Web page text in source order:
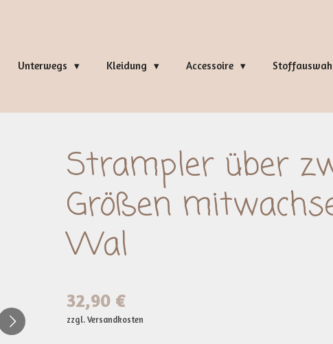
Unterwegs Kleidung Accessoire
Strampler über
Größen
Wal
32,90 €
zzgl. Versandkosten